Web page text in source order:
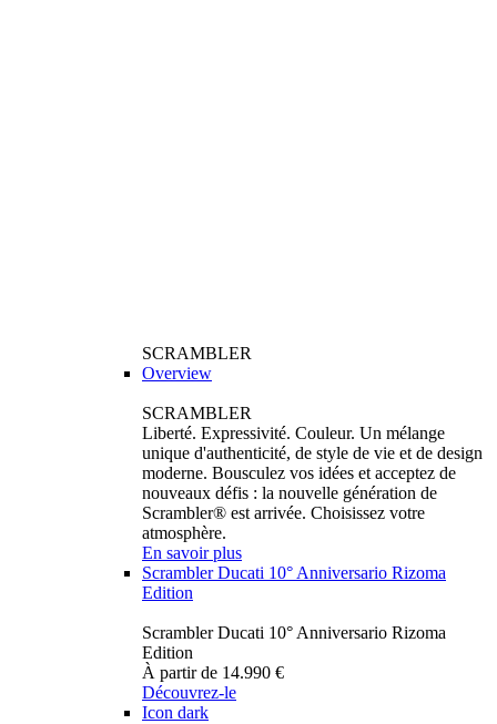
SCRAMBLER
Overview
SCRAMBLER
Liberté. Expressivité. Couleur. Un mélange
unique d'authenticité, de style de vie et de design
moderne. Bousculez vos idées et acceptez de
nouveaux défis : la nouvelle génération de
Scrambler® est arrivée. Choisissez votre
atmosphère.
En savoir plus
Scrambler Ducati 10° Anniversario Rizoma
Edition
Scrambler Ducati 10° Anniversario Rizoma
Edition
À partir de 14.990 €
Découvrez-le
Icon dark